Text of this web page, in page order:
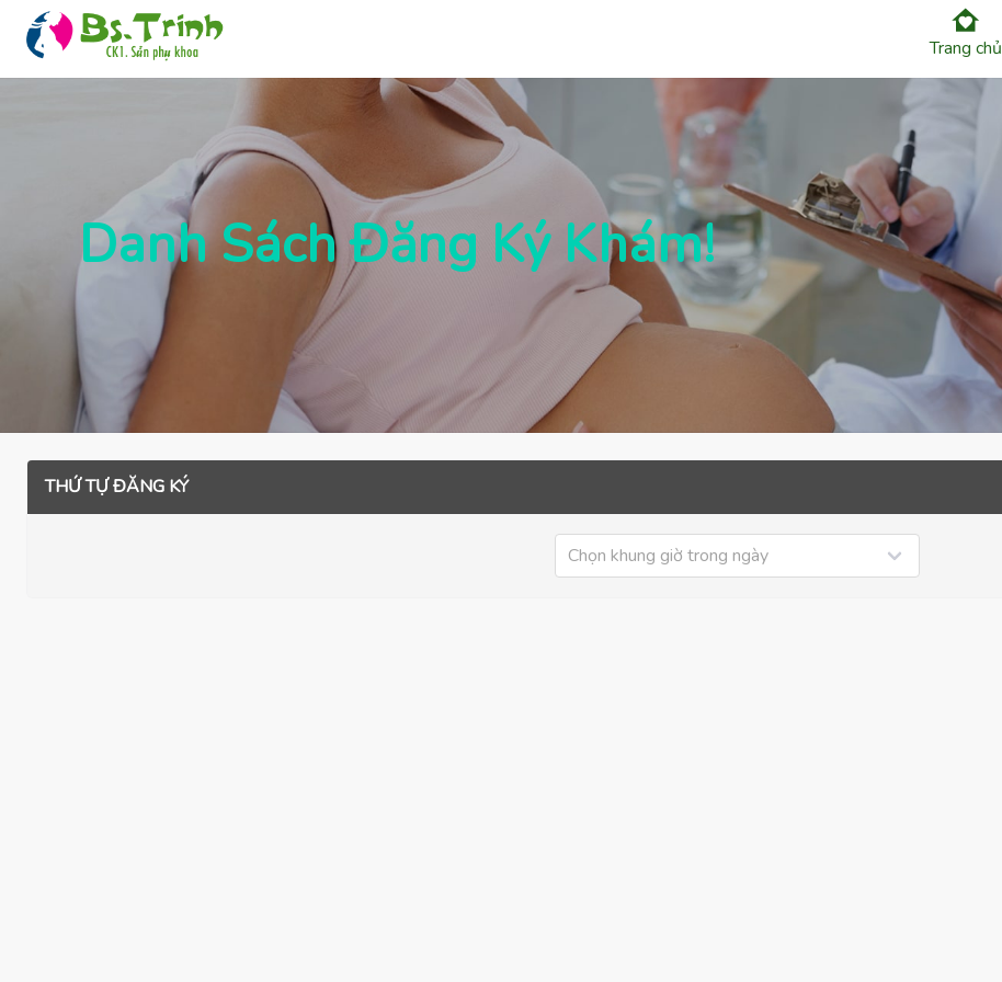
Trang chủ
Danh Sách Đăng Ký Khám!
THỨ TỰ ĐĂNG KÝ